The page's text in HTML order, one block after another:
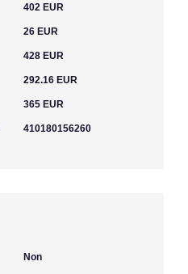
402 EUR
26 EUR
428 EUR
292.16 EUR
365 EUR
410180156260
Non